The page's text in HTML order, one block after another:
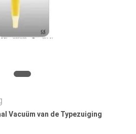
Vacuüm van de Typezuiging